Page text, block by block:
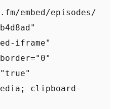
embed/episodes/
iframe"
clipboard-